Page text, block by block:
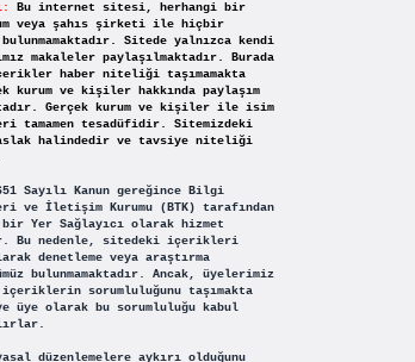
Bu internet sitesi, herhangi bir
veya şahıs şirketi ile hiçbir
Sitede yalnızca kendi
makaleler paylaşılmaktadır. Burada
haber niteliği taşımamakta
kurum ve kişiler hakkında paylaşım
Gerçek kurum ve kişiler ile isim
tamamen tesadüfidir. Sitemizdeki
halindedir ve tavsiye niteliği
Sayılı Kanun gereğince Bilgi
ve İletişim Kurumu (BTK) tarafından
bir Yer Sağlayıcı olarak hizmet
Bu nedenle, sitedeki içerikleri
denetleme veya araştırma
bulunmamaktadır. Ancak, üyelerimiz
içeriklerin sorumluluğunu taşımakta
üye olarak bu sorumluluğu kabul
düzenlemelere aykırı olduğunu